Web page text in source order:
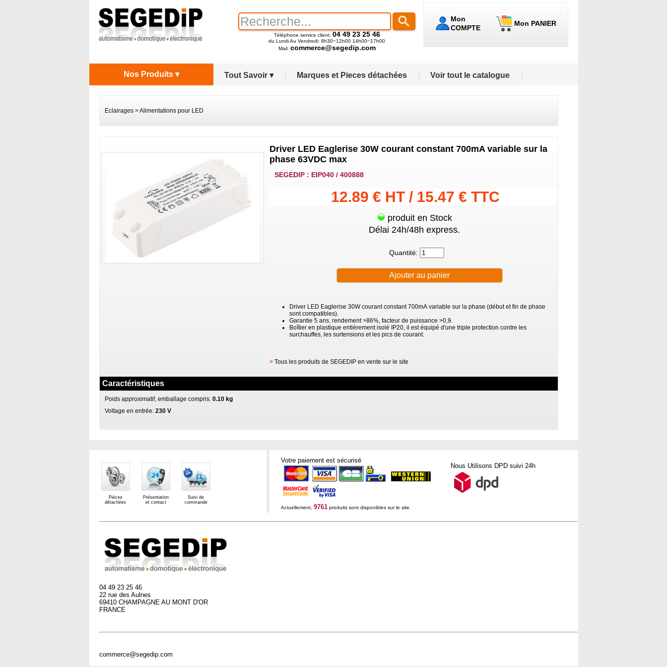
Mon
COMPTE
Mon PANIER
Téléphone service client: 04 49 23 25 46
du Lundi Au Vendredi: 8h30~12h00 14h00~17h00
Mail: commerce@segedip.com
Tout Savoir ▾ Marques et Pieces détachées Voir tout le catalogue
Nos Produits ▾
Eclairages>Alimentations pour LED
Driver LED Eaglerise 30W courant constant 700mA variable sur la
phase 63VDC max
SEGEDIP : EIP040 / 400888
12.89 € HT / 15.47 € TTC
produit en Stock
Délai 24h/48h express.
Quantité:
Driver LED Eaglerise 30W courant constant 700mA variable sur la phase (début et fin de phase
sont compatibles).
Garantie 5 ans, rendement >86%, facteur de puissance >0,9.
Boîtier en plastique entièrement isolé IP20, il est équipé d'une triple protection contre les
surchauffes, les surtensions et les pics de courant.
> Tous les produits de SEGEDIP en vente sur le site
Caractéristiques
Poids approximatif, emballage compris:0.10 kg
Voltage en entrée:230 V
Pièces
détachées
Présentation
et contact
Suivi de
commande
Votre paiement est sécurisé
Nous Utilisons DPD suivi 24h
Actuellement, 9761produits sont disponibles sur le site.
04 49 23 25 46
22 rue des Aulnes
69410 CHAMPAGNE AU MONT D'OR
FRANCE
commerce@segedip.com